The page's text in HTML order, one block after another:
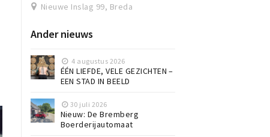
Nieuwe Inslag 99, Breda
Ander nieuws
4 augustus 2026
ÉÉN LIEFDE, VELE GEZICHTEN –
EEN STAD IN BEELD
30 juli 2026
Nieuw: De Bremberg
Boerderijautomaat